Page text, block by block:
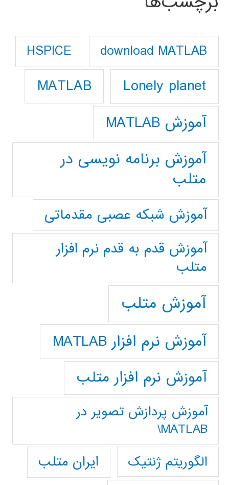
download MATLAB
HSPICE
Lonely planet
MATLAB
آموزش MATLAB
آموزش برنامه نویسی در
متلب
آموزش شبکه عصبی مقدماتی
آموزش قدم به قدم نرم افزار
متلب
آموزش متلب
آموزش نرم افزار MATLAB
آموزش نرم افزار متلب
آموزش پردازش تصوير در
MATLAB\
الگوریتم ژنتیک
ایران متلب